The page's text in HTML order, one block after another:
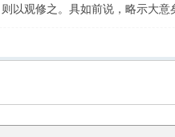
以观修之。具如前说，略示大意